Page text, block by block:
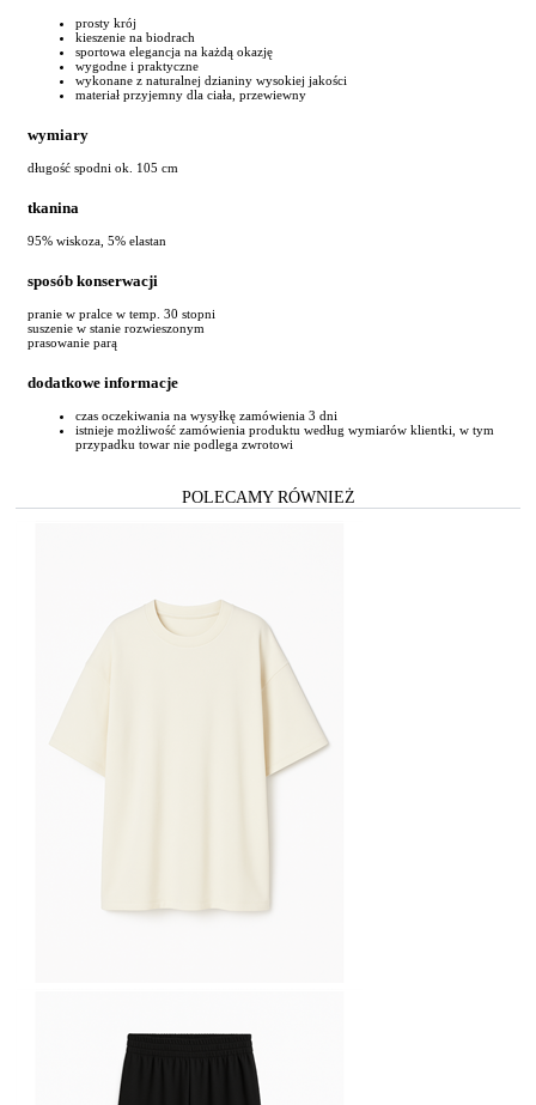
prosty krój
kieszenie na biodrach
sportowa elegancja na każdą okazję
wygodne i praktyczne
wykonane z naturalnej dzianiny wysokiej jakości
materiał przyjemny dla ciała, przewiewny
wymiary
długość spodni ok. 105 cm
tkanina
95% wiskoza, 5% elastan
sposób konserwacji
pranie w pralce w temp. 30 stopni
suszenie w stanie rozwieszonym
prasowanie parą
dodatkowe informacje
czas oczekiwania na wysyłkę zamówienia 3 dni
istnieje możliwość zamówienia produktu według wymiarów klientki, w tym
przypadku towar nie podlega zwrotowi
POLECAMY RÓWNIEŻ